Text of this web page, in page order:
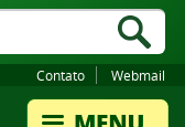
Contato Webmail